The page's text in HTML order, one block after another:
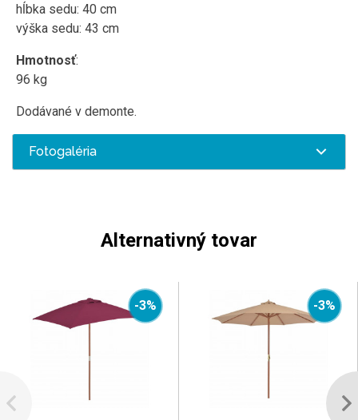
hĺbka sedu: 40 cm
výška sedu: 43 cm
Hmotnosť:
96 kg
Dodávané v demonte.
Fotogaléria
Alternativný tovar
-3% -3%